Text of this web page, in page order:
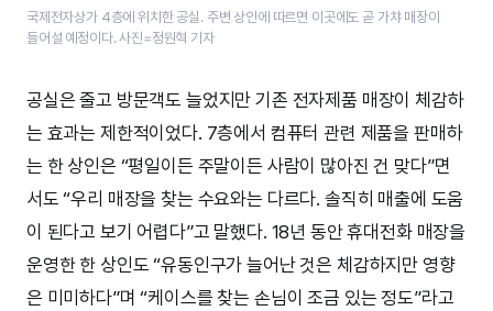
국제전자상가 4층에 위치한 공실. 주변 상인에 따르면 이곳에도 곧 가챠 매장이
들어설 예정이다. 사진=정원혁 기자
공실은 줄고 방문객도 늘었지만 기존 전자제품 매장이 체감하
는 효과는 제한적이었다. 7층에서 컴퓨터 관련 제품을 판매하
는 한 상인은 “평일이든 주말이든 사람이 많아진 건 맞다”면
서도 “우리 매장을 찾는 수요와는 다르다. 솔직히 매출에 도움
이 된다고 보기 어렵다”고 말했다. 18년 동안 휴대전화 매장을
운영한 한 상인도 “유동인구가 늘어난 것은 체감하지만 영향
은 미미하다”며 “케이스를 찾는 손님이 조금 있는 정도”라고